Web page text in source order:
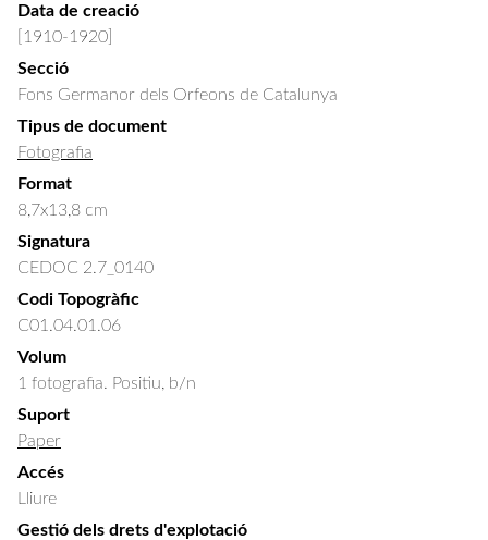
Data de creació
[1910-1920]
Secció
Fons Germanor dels Orfeons de Catalunya
Tipus de document
Fotografia
Format
8,7x13,8 cm
Signatura
CEDOC 2.7_0140
Codi Topogràfic
C01.04.01.06
Volum
1 fotografia. Positiu, b/n
Suport
Paper
Accés
Lliure
Gestió dels drets d'explotació